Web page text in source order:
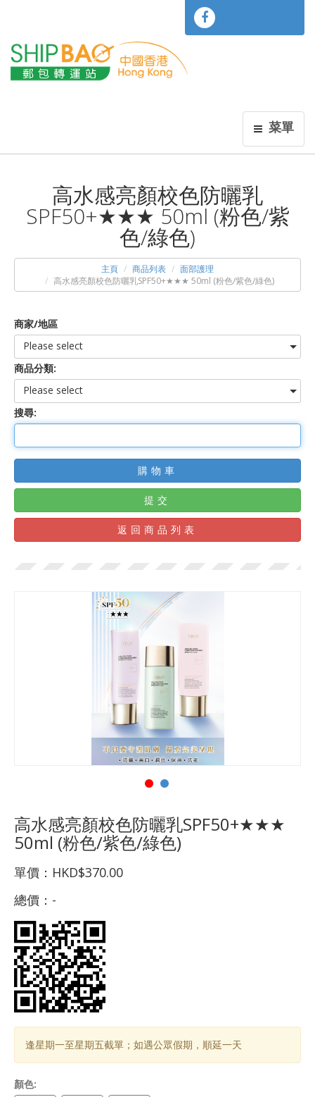
菜單
高水感亮顏校色防曬乳
SPF50+★★★ 50ml (粉色/紫
色/綠色)
主頁 商品列表
面部護理
高水感亮顏校色防曬乳SPF50+★★★ 50ml (粉色/紫色/綠色)
商家/地區
Please select
商品分類:
Please select
搜尋:
購物車
提交
返回商品列表
高水感亮顏校色防曬乳SPF50+★★★
50ml (粉色/紫色/綠色)
單價： HKD$370.00
總價： -
逢星期一至星期五截單；如遇公眾假期，順延一天
顏色: